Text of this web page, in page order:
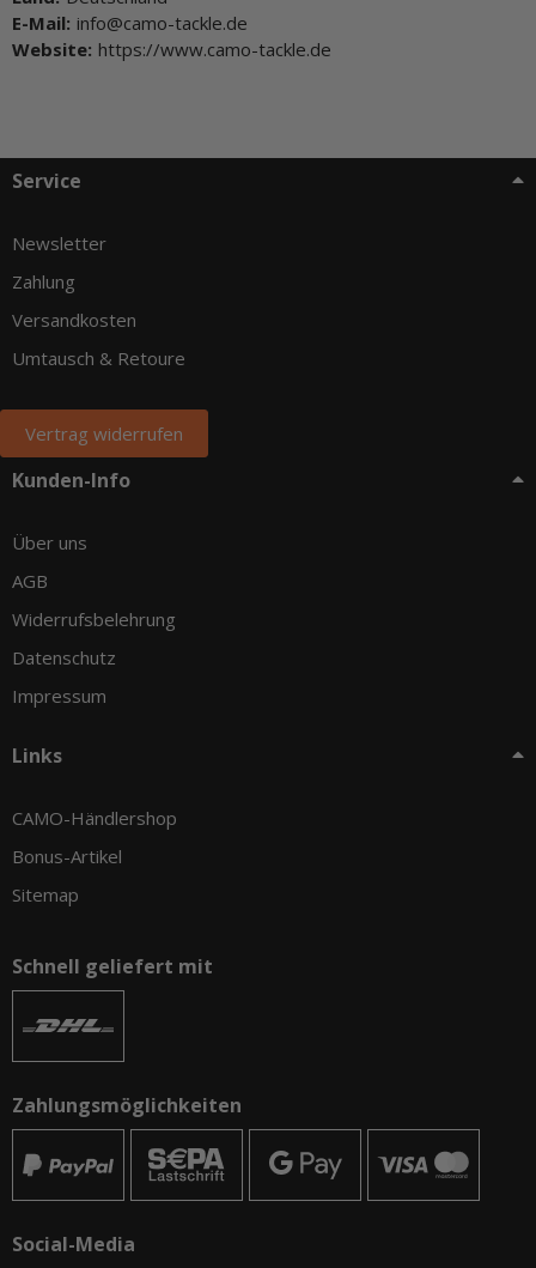
E-Mail: info@camo-tackle.de
Website: https://www.camo-tackle.de
Service
Newsletter
Zahlung
Versandkosten
Umtausch & Retoure
Vertrag widerrufen
Kunden-Info
Über uns
AGB
Widerrufsbelehrung
Datenschutz
Impressum
Links
CAMO-Händlershop
Bonus-Artikel
Sitemap
Schnell geliefert mit
Zahlungsmöglichkeiten
Social-Media